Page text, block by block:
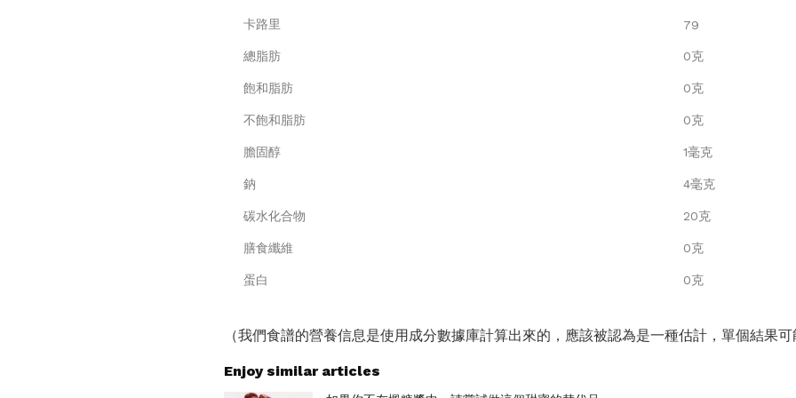
卡路里 79
總脂肪 0克
飽和脂肪 0克
不飽和脂肪 0克
膽固醇 1毫克
鈉 4毫克
碳水化合物 20克
膳食纖維 0克
蛋白 0克
（我們食譜的營養信息是使用成分數據庫計算出來的，應該被認為是一種估計，單個結果可
Enjoy similar articles